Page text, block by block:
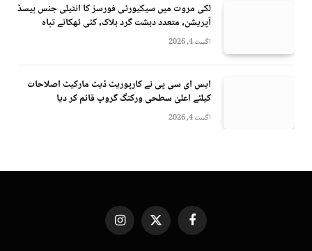
لکی مروت میں سیکیورٹی فورسز کا انٹیلی جنس بیسڈ
آپریشن، متعدد دہشت گرد ہلاک، کئی ٹھکانے تباہ
اگست 4, 2026
ایس ای سی پی نے کارپوریٹ ڈیٹ مارکیٹ اصلاحات
کیلئے اعلیٰ سطحی ورکنگ گروپ قائم کر دیا
اگست 4, 2026
Facebook
X
(Twitter)
Instagram